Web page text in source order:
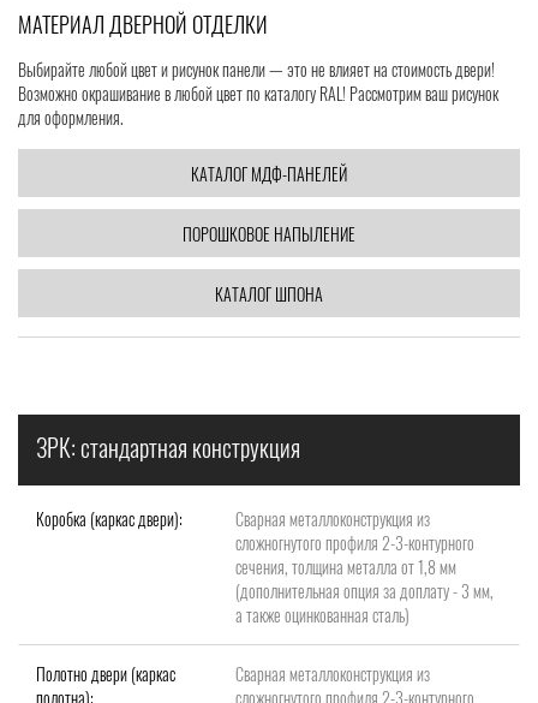
МАТЕРИАЛ ДВЕРНОЙ ОТДЕЛКИ
Выбирайте любой цвет и рисунок панели — это не влияет на стоимость двери!
Возможно окрашивание в любой цвет по каталогу RAL! Рассмотрим ваш рисунок
для оформления.
КАТАЛОГ МДФ-ПАНЕЛЕЙ
ПОРОШКОВОЕ НАПЫЛЕНИЕ
КАТАЛОГ ШПОНА
ЗРК: стандартная конструкция
Коробка (каркас двери):
Сварная металлоконструкция из
сложногнутого профиля 2-3-контурного
сечения, толщина металла от 1,8 мм
(дополнительная опция за доплату - 3 мм,
а также оцинкованная сталь)
Полотно двери (каркас
Сварная металлоконструкция из